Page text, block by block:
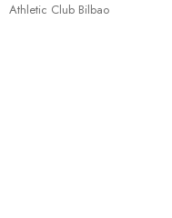
Athletic Club Bilbao